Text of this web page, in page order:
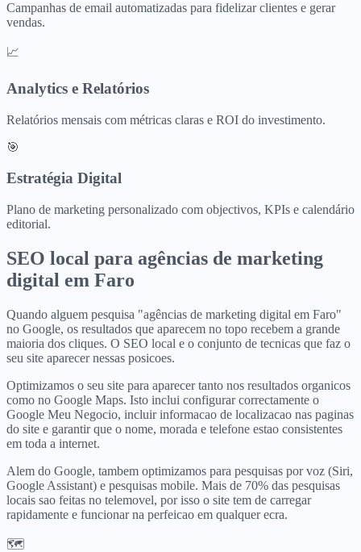
Campanhas de email automatizadas para fidelizar clientes e gerar
vendas.
📈
Analytics e Relatórios
Relatórios mensais com métricas claras e ROI do investimento.
🎯
Estratégia Digital
Plano de marketing personalizado com objectivos, KPIs e calendário
editorial.
SEO local para agências de marketing
digital em Faro
Quando alguem pesquisa "agências de marketing digital em Faro"
no Google, os resultados que aparecem no topo recebem a grande
maioria dos cliques. O SEO local e o conjunto de tecnicas que faz o
seu site aparecer nessas posicoes.
Optimizamos o seu site para aparecer tanto nos resultados organicos
como no Google Maps. Isto inclui configurar correctamente o
Google Meu Negocio, incluir informacao de localizacao nas paginas
do site e garantir que o nome, morada e telefone estao consistentes
em toda a internet.
Alem do Google, tambem optimizamos para pesquisas por voz (Siri,
Google Assistant) e pesquisas mobile. Mais de 70% das pesquisas
locais sao feitas no telemovel, por isso o site tem de carregar
rapidamente e funcionar na perfeicao em qualquer ecra.
🗺️